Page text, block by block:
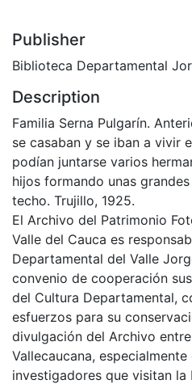
Publisher
Biblioteca Departamental
Description
Familia Serna Pulgarín.
se casaban y se iban a vivir
podían juntarse varios
hijos formando unas
techo. Trujillo, 1925.
El Archivo del Patrimonio
Valle del Cauca es
Departamental del Valle
convenio de cooperación
del Cultura Departamental,
esfuerzos para su
divulgación del Archivo
Vallecaucana,
investigadores que visitan